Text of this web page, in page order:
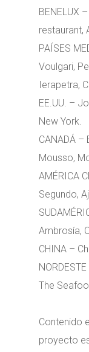
BENELUX
restaurant,
PAÍSES
Voulgari,
Ierapetra,
EE.UU. –
New York.
CANADÁ –
Mousso,
AMÉRICA
Segundo,
Ambrosía,
CHINA –
The
Contenido
proyecto